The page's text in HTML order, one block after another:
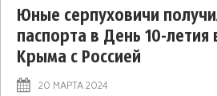
Юные серпуховичи
паспорта в День 10-летия
Крыма с Россией
20 МАРТА 2024